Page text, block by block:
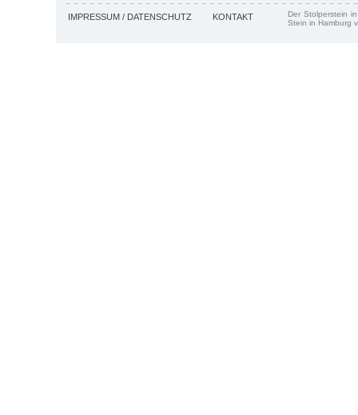
IMPRESSUM / DATENSCHUTZ KONTAKT
Der Stolperstein
Stein in Hamburg